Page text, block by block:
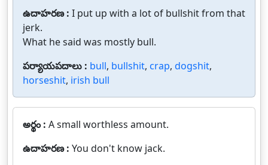
ఉదాహరణ : I put up with a lot of bullshit from that
jerk.
What he said was mostly bull.
పర్యాయపదాలు : bull, bullshit, crap, dogshit,
horseshit, irish bull
అర్థం : A small worthless amount.
ఉదాహరణ : You don't know jack.